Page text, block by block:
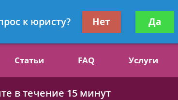
алиментам
Получите
Статьи FAQ Услуги
в течение 15 минут
к юристу? Нет Да